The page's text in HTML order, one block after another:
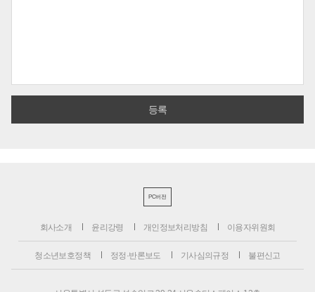
PC버전
회사소개 윤리강령 개인정보처리방침 이용자위원회
청소년보호정책 정정·반론보도 기사심의규정 불편신고